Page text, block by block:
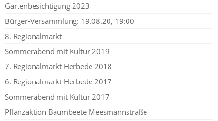
Gartenbesichtigung 2023
Bürger-Versammlung: 19.08.20, 19:00
8. Regionalmarkt
Sommerabend mit Kultur 2019
7. Regionalmarkt Herbede 2018
6. Regionalmarkt Herbede 2017
Sommerabend mit Kultur 2017
Pflanzaktion Baumbeete Meesmannstraße